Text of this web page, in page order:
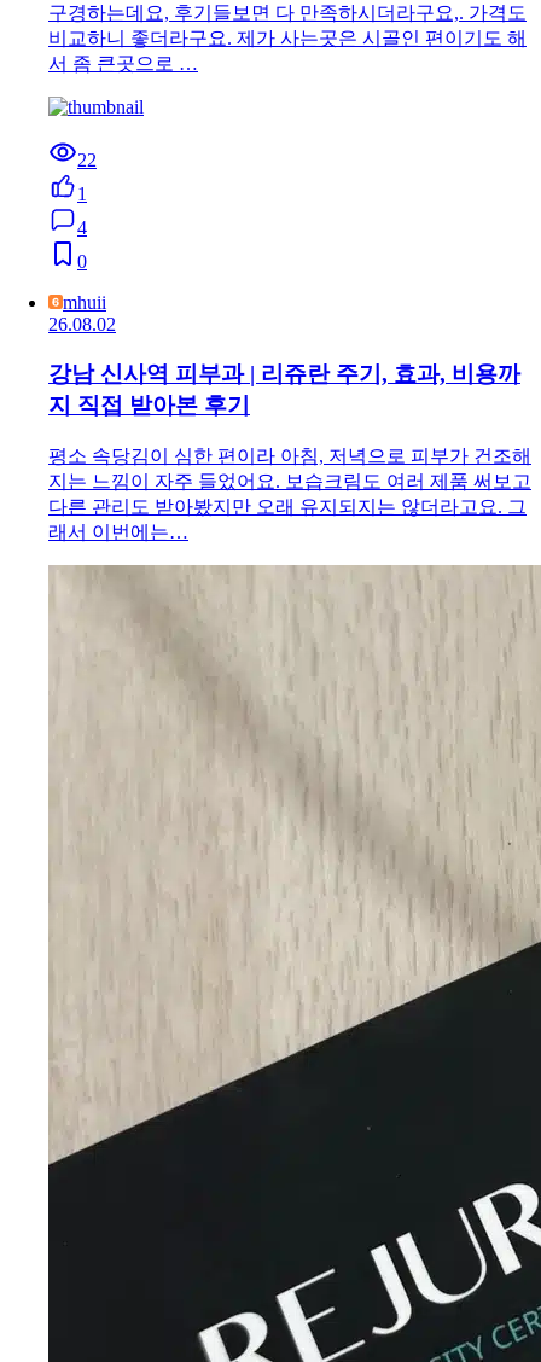
구경하는데요, 후기들보면 다 만족하시더라구요,. 가격도
비교하니 좋더라구요. 제가 사는곳은 시골인 편이기도 해
서 좀 큰곳으로 …
22
1
4
0
mhuii
26.08.02
강남 신사역 피부과 | 리쥬란 주기, 효과, 비용까
지 직접 받아본 후기
평소 속당김이 심한 편이라 아침, 저녁으로 피부가 건조해
지는 느낌이 자주 들었어요. 보습크림도 여러 제품 써보고
다른 관리도 받아봤지만 오래 유지되지는 않더라고요. 그
래서 이번에는…